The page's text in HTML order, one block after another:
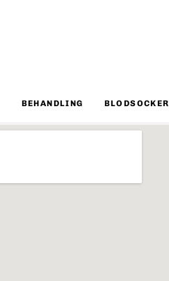
BEHANDLING BLODSOCKER